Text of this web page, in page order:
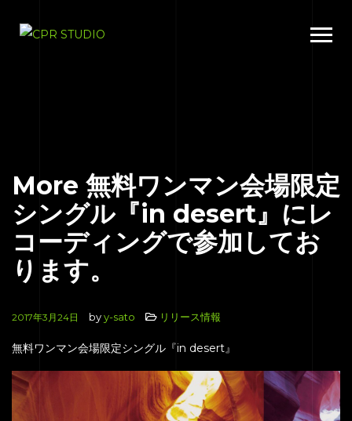
More 無料ワンマン会場限定
シングル『in desert』にレ
コーディングで参加してお
ります。
2017年3月24日 byy-sato リリース情報
無料ワンマン会場限定シングル『in desert』